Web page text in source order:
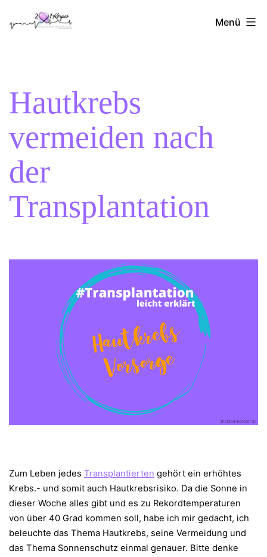
Inhalt2Herzen1Körper Menü
Hautkrebs
vermeiden nach
der
Transplantation
Zum Leben jedes Transplantierten gehört ein erhöhtes
Krebs.- und somit auch Hautkrebsrisiko. Da die Sonne in
dieser Woche alles gibt und es zu Rekordtemperaturen
von über 40 Grad kommen soll, habe ich mir gedacht, ich
beleuchte das Thema Hautkrebs, seine Vermeidung und
das Thema Sonnenschutz einmal genauer. Bitte denke